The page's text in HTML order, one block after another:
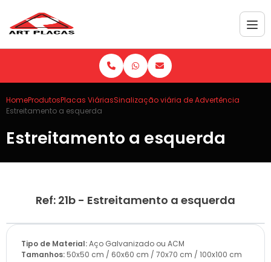
HomeProdutosPlacas ViáriasSinalização viária de Advertência
Estreitamento a esquerda
Estreitamento a esquerda
Ref: 21b - Estreitamento a esquerda
Tipo de Material:Aço Galvanizado ou ACM
Tamanhos: 50x50 cm / 60x60 cm / 70x70 cm / 100x100 cm